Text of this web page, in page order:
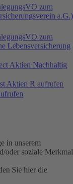
zum
a.G.)
zum
Lebensversicherung
Aktien Nachhaltig
Aktien R aufrufen
in unserem
oder soziale
Sie hier die